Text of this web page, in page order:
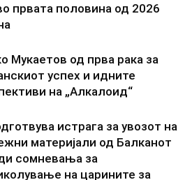
првата половина од 2026
Мукаетов од прва рака за
успех и идните
на „Алкалоид“
истрага за увозот на
материјали од Балканот
сомневања за
на царините за